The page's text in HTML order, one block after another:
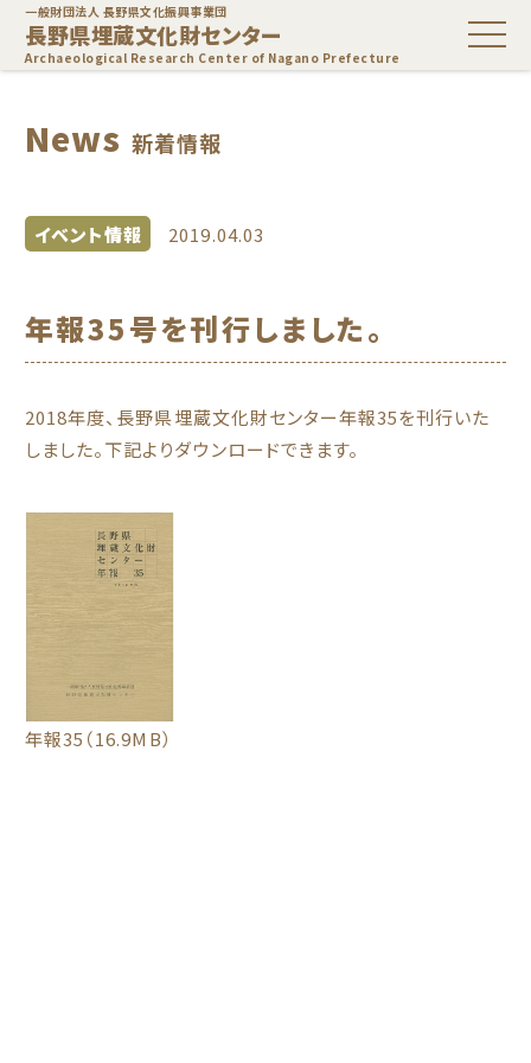
一般財団法人 長野県文化振興事業団
長野県埋蔵文化財センター
Archaeological Research Center of Nagano Prefecture
News 新着情報
イベント情報 2019.04.03
年報35号を刊行しました。
2018年度、長野県埋蔵文化財センター年報35を刊行いた
しました。下記よりダウンロードできます。
年報35 （16.9MB）